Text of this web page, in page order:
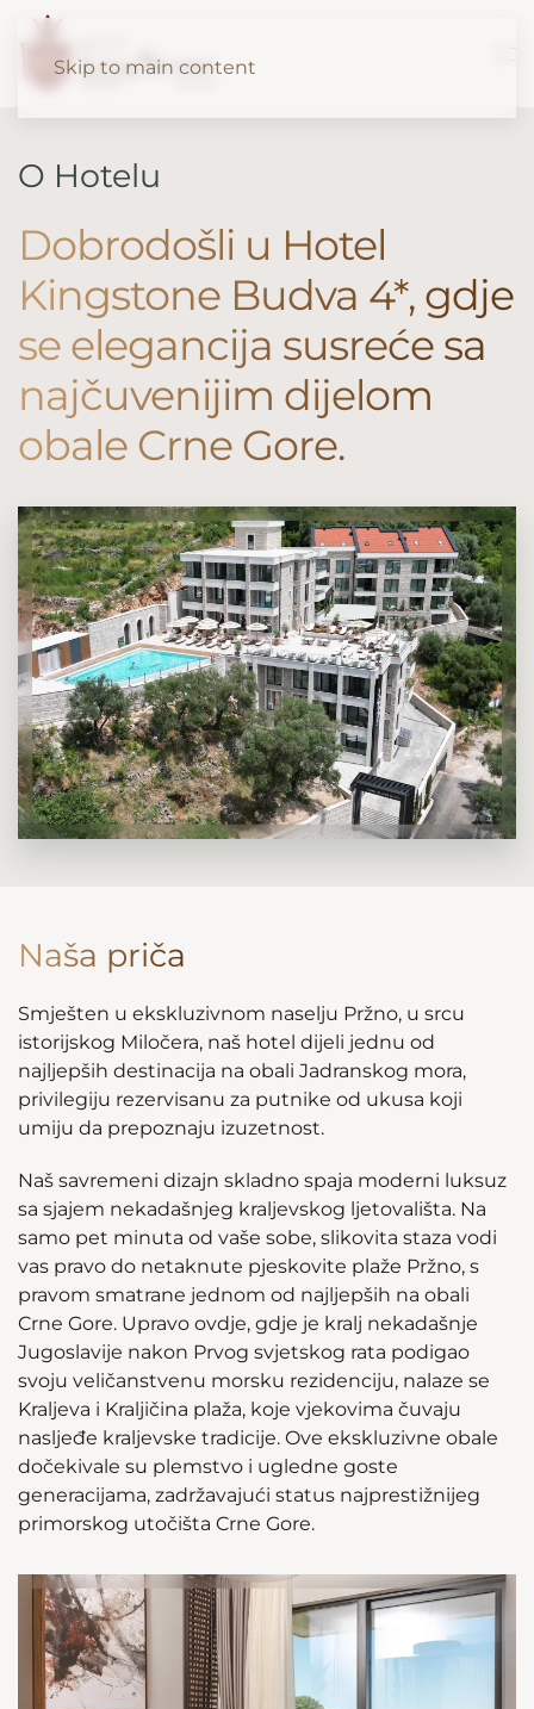
Skip to main content
O Hotelu
Dobrodošli u Hotel
Kingstone Budva 4*, gdje
se elegancija susreće sa
najčuvenijim dijelom
obale Crne Gore.
Naša priča
Smješten u ekskluzivnom naselju Pržno, u srcu
istorijskog Miločera, naš hotel dijeli jednu od
najljepših destinacija na obali Jadranskog mora,
privilegiju rezervisanu za putnike od ukusa koji
umiju da prepoznaju izuzetnost.
Naš savremeni dizajn skladno spaja moderni luksuz
sa sjajem nekadašnjeg kraljevskog ljetovališta. Na
samo pet minuta od vaše sobe, slikovita staza vodi
vas pravo do netaknute pjeskovite plaže Pržno, s
pravom smatrane jednom od najljepših na obali
Crne Gore. Upravo ovdje, gdje je kralj nekadašnje
Jugoslavije nakon Prvog svjetskog rata podigao
svoju veličanstvenu morsku rezidenciju, nalaze se
Kraljeva i Kraljičina plaža, koje vjekovima čuvaju
nasljeđe kraljevske tradicije. Ove ekskluzivne obale
dočekivale su plemstvo i ugledne goste
generacijama, zadržavajući status najprestižnijeg
primorskog utočišta Crne Gore.